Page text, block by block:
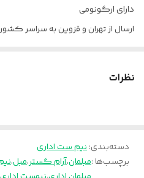
دارای ارگونومی
ارسال از تهران و قزوین به سراسر کشور
نظرات
دسته‌بندی:نیم ست اداری
برچسب‌ها :مبلمان،آرام گستر،مبل،